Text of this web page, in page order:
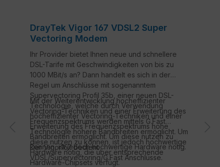
DrayTek Vigor 167 VDSL2 Super
Vectoring Modem
Ihr Provider bietet Ihnen neue und schnellere
DSL-Tarife mit Geschwindigkeiten von bis zu
1000 MBit/s an? Dann handelt es sich in der
Regel um Anschlüsse mit sogenanntem
Supervectoring Profil 35b, einer neuen DSL-
Technologie, welche durch Verwendung
hocheffizienter Vectoring-Techniken und einer
Erweiterung des Frequenzspektrums hohe
Bandbreiten ermöglicht. Um diese nutzen zu
können, ist jedoch hochwertige Hardware nötig.
Mit der Weiterentwicklung hocheffizienter
Vectoring-Techniken und einer Erweiterung des
Frequenzspektrums werden mittels G.Fast
Technologie höhere Bandbreiten ermöglicht. Um
diese nutzen zu können, ist jedoch hochwertige
Hardware nötig, die über entsprechende
Hardware-Chipsets verfügt.
Der Vigor167 bedient
VDSL/Supervectoring/G.Fast Anschlüsse.